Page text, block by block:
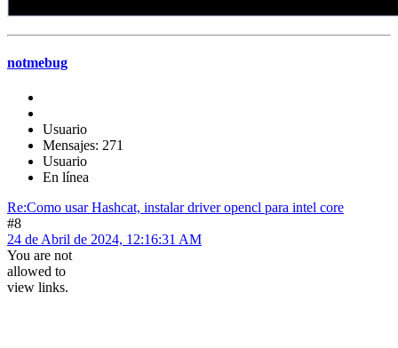
notmebug
Usuario
Mensajes: 271
Usuario
En línea
Re:Como usar Hashcat, instalar driver opencl para intel core
#8
24 de Abril de 2024, 12:16:31 AM
You are not
allowed to
view links.